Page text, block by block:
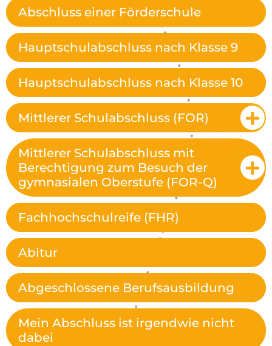
Abschluss einer Förderschule
Hauptschulabschluss nach Klasse 9
Hauptschulabschluss nach Klasse 10
Mittlerer Schulabschluss (FOR)
Mittlerer Schulabschluss mit
Berechtigung zum Besuch der
gymnasialen Oberstufe (FOR-Q)
Fachhochschulreife (FHR)
Abitur
Abgeschlossene Berufsausbildung
Mein Abschluss ist irgendwie nicht
dabei